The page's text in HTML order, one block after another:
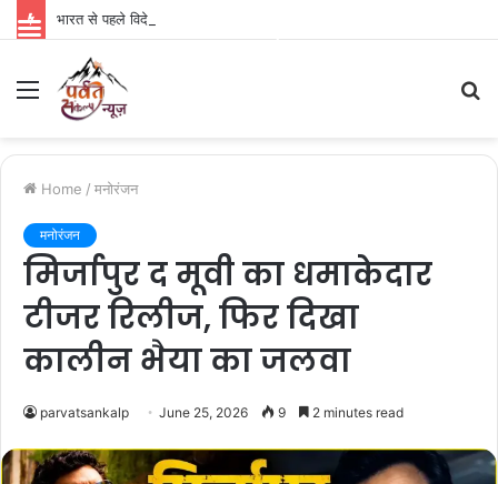
Menu
Home / मनोरंजन
मनोरंजन
मिर्जापुर द मूवी का धमाकेदार
टीजर रिलीज, फिर दिखा
कालीन भैया का जलवा
parvatsankalp June 25, 2026 9 2 minutes read